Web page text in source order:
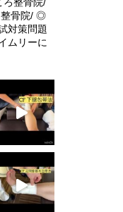
骨院/ ◎
対策問題
ムリーに